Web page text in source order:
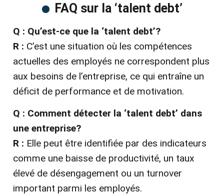
FAQ sur la ‘talent debt’
Q : Qu’est-ce que la ‘talent debt’?
R : C’est une situation où les compétences
actuelles des employés ne correspondent plus
aux besoins de l’entreprise, ce qui entraîne un
déficit de performance et de motivation.
Q : Comment détecter la ‘talent debt’ dans
une entreprise?
R : Elle peut être identifiée par des indicateurs
comme une baisse de productivité, un taux
élevé de désengagement ou un turnover
important parmi les employés.